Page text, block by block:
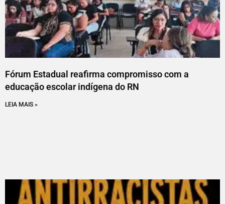
Fórum Estadual reafirma compromisso com a
educação escolar indígena do RN
LEIA MAIS »